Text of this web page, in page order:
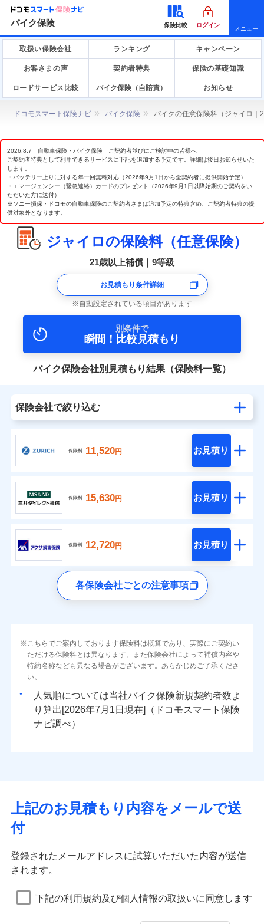
バイク保険 保険比較 ログイン
メニュー
取扱い保険会社 ランキング キャンペーン
お客さまの声 契約者特典 保険の基礎知識
ロードサービス比較 バイク保険（自賠責） お知らせ
ドコモスマート保険ナビ バイク保険 バイクの任意保険料（ジャイロ
2026.8.7 自動車保険・バイク保険 ご契約者並びにご検討中の皆様へ
ご契約者特典として利用できるサービスに下記を追加する予定です。詳細は後日お知らせいた
します。
・バッテリー上りに対する年一回無料対応（2026年9月1日から全契約者に提供開始予定）
・エマージェンシー（緊急連絡）カードのプレゼント（2026年9月1日以降始期のご契約をい
ただいた方に送付）
※ソニー損保・ドコモの自動車保険のご契約者さまは追加予定の特典含め、ご契約者特典の提
供対象外となります。
ジャイロの保険料（任意保険）
21歳以上補償｜9等級
お見積もり条件詳細
自動設定されている項目があります
別条件で
瞬間！比較見積もり
バイク保険会社別見積もり結果（保険料一覧）
保険会社で絞り込む
保険料 11,520円 お見積り
保険料 15,630円 お見積り
保険料 12,720円 お見積り
各保険会社ごとの注意事項
こちらでご案内しております保険料は概算であり、実際にご契約い
ただける保険料とは異なります。また保険会社によって補償内容や
特約名称なども異なる場合がございます。あらかじめご了承くださ
い。
人気順については当社
新規契約者数よ
り算出[
年 月
日現在]（ドコモスマート保険
ナビ調べ）
上記のお見積もり内容をメールで送
付
登録されたメールアドレスに試算いただいた内容が送信
されます。
下記の利用規約及び個人情報の取扱いに同意します